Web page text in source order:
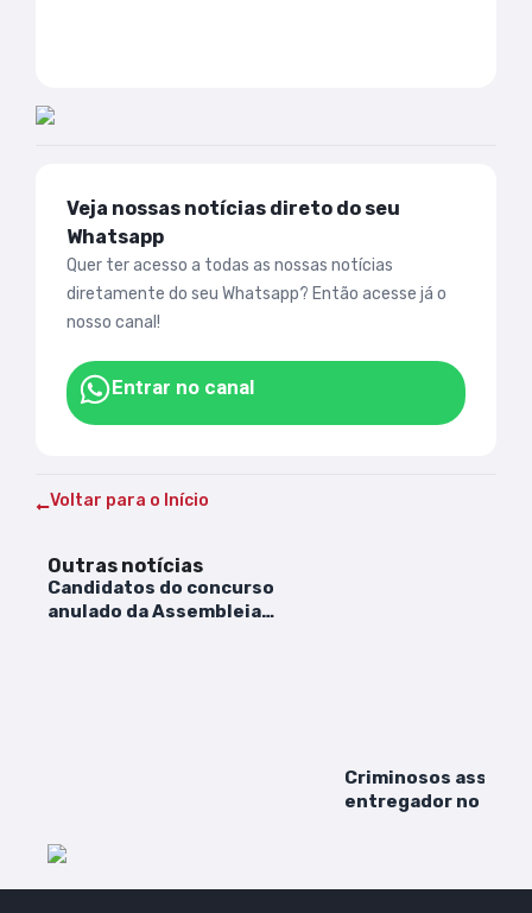
Veja nossas notícias direto do seu
Whatsapp
Quer ter acesso a todas as nossas notícias
diretamente do seu Whatsapp? Então acesse já o
nosso canal!
Entrar no canal
Voltar para o Início
Outras notícias
Candidatos do concurso
anulado da Assembleia
Criminosos
entregador no